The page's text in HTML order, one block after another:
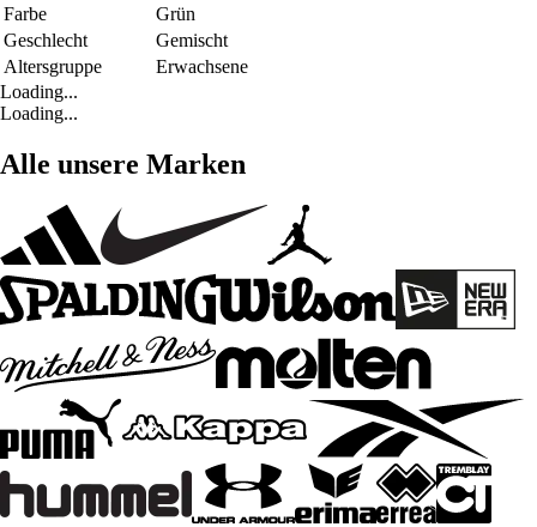
Farbe
Grün
Geschlecht
Gemischt
Altersgruppe
Erwachsene
Loading...
Loading...
Alle unsere Marken